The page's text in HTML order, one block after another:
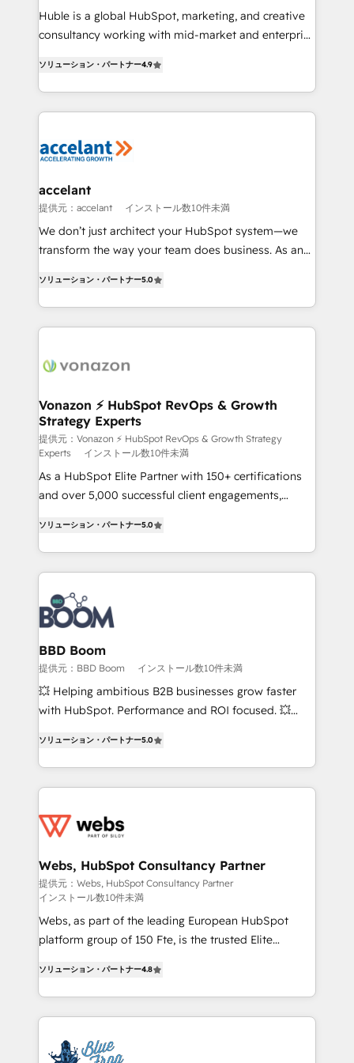
WooCommerce 💲 Stripe or Paypal 💰 Sage or
Netsuite 🤖 Google or Microsoft ✍️ DocuSign or
the rare Advanced "Custom Integrations"
Accreditation, securely sync data across... 🔄 any
new HubSpot portal with Advanced Website and
CRM Migrations using our in-house "HubScrub" Tool.
Huble is a global HubSpot, marketing, and creative
consultancy working with mid-market and enterprise
the strategy, processes, and teams that turn
HubSpot into a genuine growth engine. Named
HubSpot's Global Partner of the Year in 2024,
worldwide, and with over 15 years in the ecosystem,
One company, one operating model, delivering
across offices and consulting teams in the UK, USA,
Canada, Germany, France, Belgium, Singapore, and
South Africa. Certified compliant with ISO/IEC
international offices and 175+ employees.
ソリューション・パートナー4.9
accelant
提供元：accelant インストール数10件未満
We don’t just architect your HubSpot system—we
transform the way your team does business. As an
creating tailored, end-to-end CRM solutions that
accelerate growth, improve operational efficiency,
and ensure faster time to value on HubSpot. What
day one, our team takes the time to deeply
strategies that deliver impactful results. Our mission
is to empower you to unlock HubSpot’s full potential
—faster. Through expert training, unmatched
responsiveness, and ongoing support, we equip
your team to adopt new systems with confidence
and achieve a unified, data-driven approach to
ソリューション・パートナー5.0
Vonazon ⚡ HubSpot RevOps & Growth
Strategy Experts
提供元：Vonazon ⚡ HubSpot RevOps & Growth Strategy
Experts
インストール数10件未満
As a HubSpot Elite Partner with 150+ certifications
and over 5,000 successful client engagements,
measurable, scalable growth. From onboarding to
enterprise-grade campaigns, our in-house team
builds scalable strategies that drive long-term
revenue. ⚙️ HubSpot Integration & Optimization •
Seamless CRM, CMS, and automation setup •
Complex platform migrations and data cleanups •
Custom APIs and third-party integrations 📈 End-to-
End Revenue Acceleration • Lifecycle marketing and
pipeline growth programs • Sales enablement tools
and CRM optimization • Retention strategies with
Execution • 750+ onboardings and 2,000+
implementations • Deep expertise across marketing,
ソリューション・パートナー5.0
BBD Boom
提供元：BBD Boom インストール数10件未満
💥 Helping ambitious B2B businesses grow faster
with HubSpot. Performance and ROI focused. 💥
to HubSpot Better. We work with your teams to
solve all your HubSpot challenges and improve user
adoption, sales process and marketing results.
the first time 🔧 Designing and optimising your
and build using HubSpot 🔌 Integrating HubSpot
with other systems 🎓 Training your teams to be
HubSpot pros 📊 Lead generation services using
HubSpot Why us? - SIX HubSpot Accreditations -
awarded by HubSpot after a rigorous process for
Migration, Custom Integration & Platform
Enablement -Onboarded over 500 businesses to
HubSpot -Top 1% of partners worldwide -In-house
get more from your investment in HubSpot.
ソリューション・パートナー5.0
Webs, HubSpot Consultancy Partner
提供元：Webs, HubSpot Consultancy Partner
インストール数10件未満
Webs, as part of the leading European HubSpot
platform group of 150 Fte, is the trusted Elite
maximizing EBITDA and achieving Commercial
Excellence. With our targeted processes, we
strengthen your digital transformation and minimize
Implementation partner, we provide expertise to
ソリューション・パートナー4.8